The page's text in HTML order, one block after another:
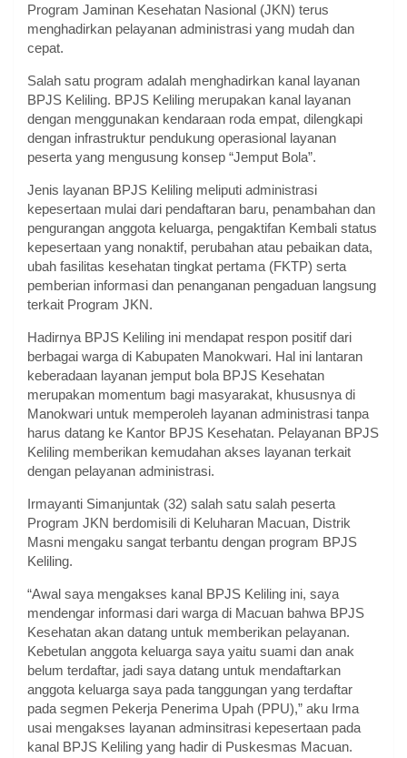
Program Jaminan Kesehatan Nasional (JKN) terus
menghadirkan pelayanan administrasi yang mudah dan
cepat.
Salah satu program adalah menghadirkan kanal layanan
BPJS Keliling. BPJS Keliling merupakan kanal layanan
dengan menggunakan kendaraan roda empat, dilengkapi
dengan infrastruktur pendukung operasional layanan
peserta yang mengusung konsep “Jemput Bola”.
Jenis layanan BPJS Keliling meliputi administrasi
kepesertaan mulai dari pendaftaran baru, penambahan dan
pengurangan anggota keluarga, pengaktifan Kembali status
kepesertaan yang nonaktif, perubahan atau pebaikan data,
ubah fasilitas kesehatan tingkat pertama (FKTP) serta
pemberian informasi dan penanganan pengaduan langsung
terkait Program JKN.
Hadirnya BPJS Keliling ini mendapat respon positif dari
berbagai warga di Kabupaten Manokwari. Hal ini lantaran
keberadaan layanan jemput bola BPJS Kesehatan
merupakan momentum bagi masyarakat, khususnya di
Manokwari untuk memperoleh layanan administrasi tanpa
harus datang ke Kantor BPJS Kesehatan. Pelayanan BPJS
Keliling memberikan kemudahan akses layanan terkait
dengan pelayanan administrasi.
Irmayanti Simanjuntak (32) salah satu salah peserta
Program JKN berdomisili di Keluharan Macuan, Distrik
Masni mengaku sangat terbantu dengan program BPJS
Keliling.
“Awal saya mengakses kanal BPJS Keliling ini, saya
mendengar informasi dari warga di Macuan bahwa BPJS
Kesehatan akan datang untuk memberikan pelayanan.
Kebetulan anggota keluarga saya yaitu suami dan anak
belum terdaftar, jadi saya datang untuk mendaftarkan
anggota keluarga saya pada tanggungan yang terdaftar
pada segmen Pekerja Penerima Upah (PPU),” aku Irma
usai mengakses layanan adminsitrasi kepesertaan pada
kanal BPJS Keliling yang hadir di Puskesmas Macuan.